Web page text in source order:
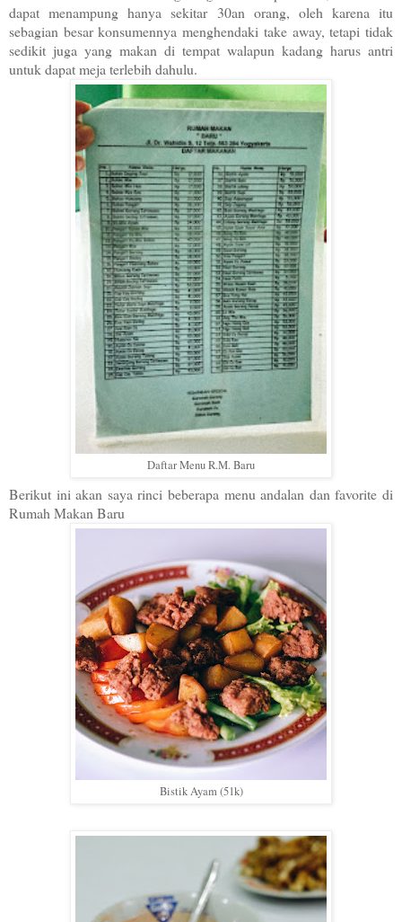
dapat menampung hanya sekitar 30an orang, oleh karena itu
sebagian besar konsumennya menghendaki take away, tetapi tidak
sedikit juga yang makan di tempat walapun kadang harus antri
untuk dapat meja terlebih dahulu.
Daftar Menu R.M. Baru
Berikut ini akan saya rinci beberapa menu andalan dan favorite di
Rumah Makan Baru
Bistik Ayam (51k)